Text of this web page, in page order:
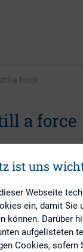
a force
a force
(inkl.
ist uns
Webseite
ein, damit Sie
können. Darüber
aufgelisteten
Cookies, sofern